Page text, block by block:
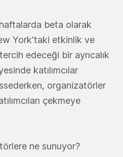
beta olarak
York'taki etkinlik ve
edeceği bir ayrıcalık
katılımcılar
organizatörler
çekmeye
ne sunuyor?